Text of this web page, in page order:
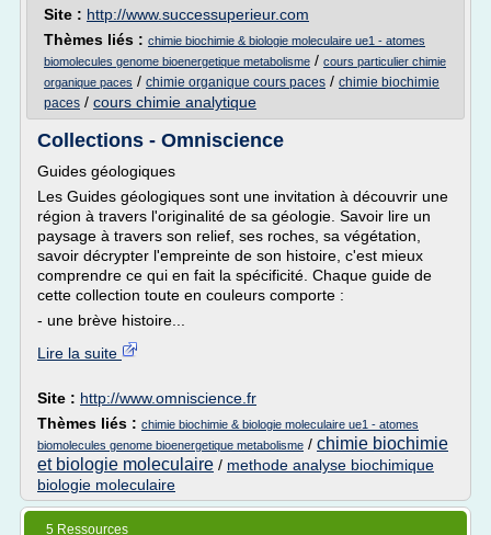
Site : http://www.successuperieur.com
Thèmes liés : chimie biochimie & biologie moleculaire ue1 - atomes
biomolecules genome bioenergetique metabolisme / cours particulier chimie
organique paces / chimie organique cours paces / chimie biochimie
paces / cours chimie analytique
Collections - Omniscience
Guides géologiques
Les Guides géologiques sont une invitation à découvrir une
région à travers l'originalité de sa géologie. Savoir lire un
paysage à travers son relief, ses roches, sa végétation,
savoir décrypter l'empreinte de son histoire, c'est mieux
comprendre ce qui en fait la spécificité. Chaque guide de
cette collection toute en couleurs comporte :
- une brève histoire...
Lire la suite
Site : http://www.omniscience.fr
Thèmes liés : chimie biochimie & biologie moleculaire ue1 - atomes
biomolecules genome bioenergetique metabolisme / chimie biochimie
et biologie moleculaire / methode analyse biochimique
biologie moleculaire
5 Ressources